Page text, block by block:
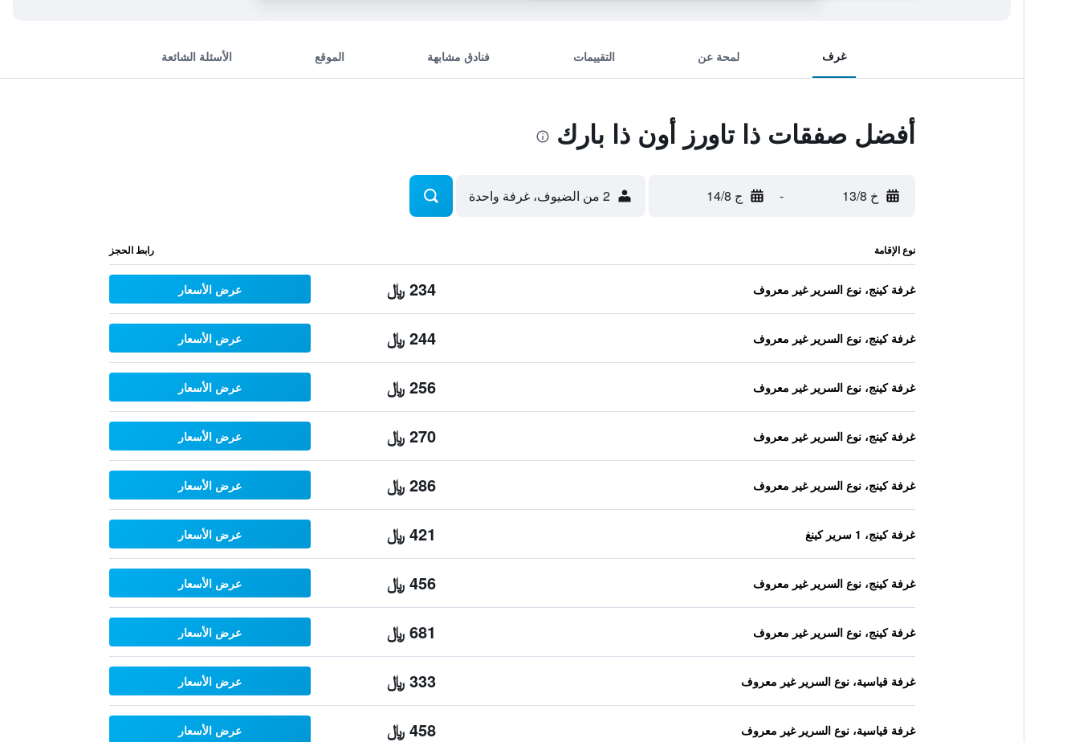
غرف لمحة عن التقييمات فنادق مشابهة الموقع الأسئلة الشائعة
أفضل صفقات ذا تاورز أون ذا بارك
خ 13/8 - ج 14/8 2 من الضيوف، غرفة واحدة
نوع الإقامة رابط الحجز
غرفة كينج، نوع السرير غير معروف 234 ﷼ عرض الأسعار
غرفة كينج، نوع السرير غير معروف 244 ﷼ عرض الأسعار
غرفة كينج، نوع السرير غير معروف 256 ﷼ عرض الأسعار
غرفة كينج، نوع السرير غير معروف 270 ﷼ عرض الأسعار
غرفة كينج، نوع السرير غير معروف 286 ﷼ عرض الأسعار
غرفة كينج، 1 سرير كينغ 421 ﷼ عرض الأسعار
غرفة كينج، نوع السرير غير معروف 456 ﷼ عرض الأسعار
غرفة كينج، نوع السرير غير معروف 681 ﷼ عرض الأسعار
غرفة قياسية، نوع السرير غير معروف 333 ﷼ عرض الأسعار
غرفة قياسية، نوع السرير غير معروف 458 ﷼ عرض الأسعار